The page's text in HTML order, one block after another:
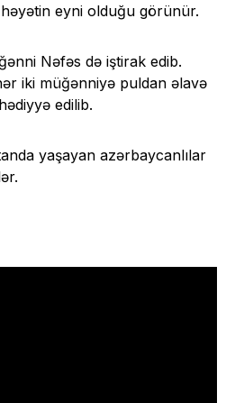
eyni olduğu görünür.
Nəfəs də iştirak edib.
iki müğənniyə puldan əlavə
edilib.
yaşayan azərbaycanlılar